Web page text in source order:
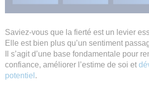
Saviez-vous que la fierté est un levier
Elle est bien plus qu’un sentiment
Il s’agit d’une base fondamentale pour
confiance, améliorer l’estime de soi et
potentiel .